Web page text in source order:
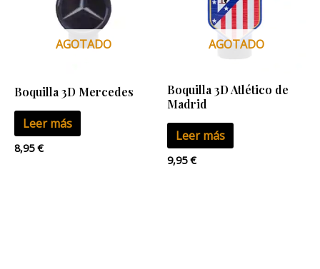
AGOTADO
Boquilla 3D Mercedes
Leer más
8,95€
AGOTADO
Boquilla 3D Atlético de
Madrid
Leer más
9,95€